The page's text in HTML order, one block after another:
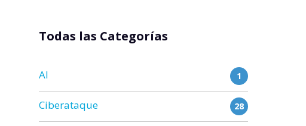
Todas las Categorías
AI 1
Ciberataque 28